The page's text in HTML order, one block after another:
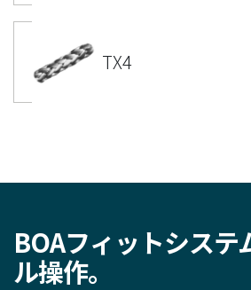
TX4
BOAフィットシステ
ル操作。